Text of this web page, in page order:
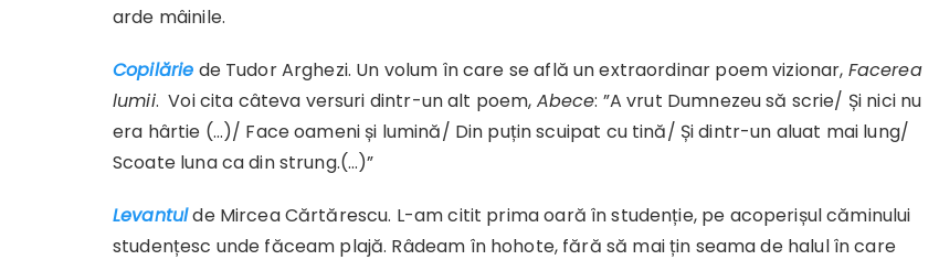
arde mâinile.
Copilărie de Tudor Arghezi. Un volum în care se află un extraordinar poem vizionar, Facerea
lumii. Voi cita câteva versuri dintr-un alt poem, Abece: ”A vrut Dumnezeu să scrie/ Și nici nu
era hârtie (…)/ Face oameni și lumină/ Din puțin scuipat cu tină/ Și dintr-un aluat mai lung/
Scoate luna ca din strung.(…)”
Levantulde Mircea Cărtărescu. L-am citit prima oară în studenție, pe acoperișul căminului
studențesc unde făceam plajă. Râdeam în hohote, fără să mai țin seama de halul în care